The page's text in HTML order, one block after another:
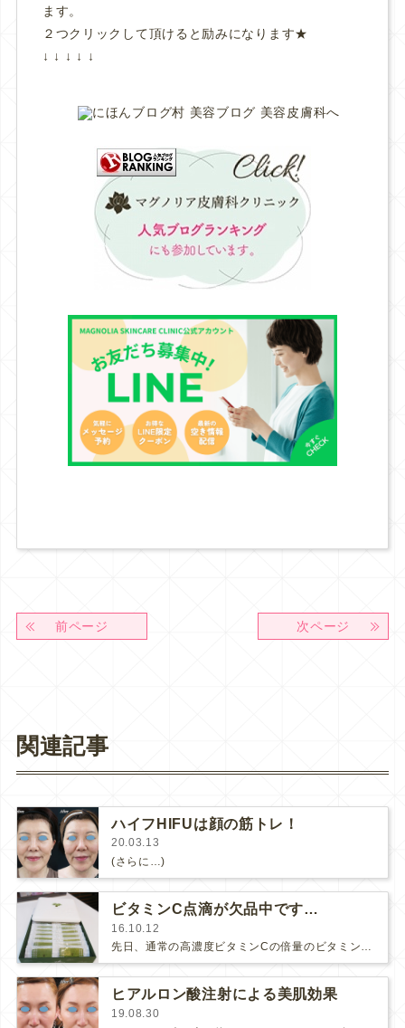
ます。
２つクリックして頂けると励みになります★
↓ ↓ ↓ ↓ ↓
前ページ 次ページ
関連記事
ハイフHIFUは顔の筋トレ！
20.03.13
(さらに…)
ビタミンC点滴が欠品中です…
16.10.12
先日、通常の高濃度ビタミンCの倍量のビタミンCを点滴する高濃度ビタミンC25がすごい、とブログに書いた所、高濃度ビタミンC点滴…
ヒアルロン酸注射による美肌効果
19.08.30